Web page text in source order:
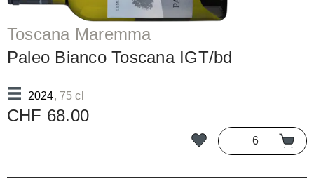
Toscana Maremma
Paleo Bianco Toscana IGT/bd
2024, 75 cl
CHF 68.00